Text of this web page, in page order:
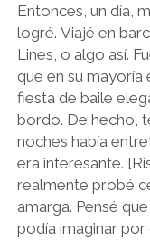
Entonces, un día,
logré. Viajé en
Lines, o algo así.
que en su mayoría
fiesta de baile
bordo. De hecho,
noches había
era interesante.
realmente probé
amarga. Pensé
podía imaginar por